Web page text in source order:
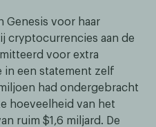
Genesis voor haar
cryptocurrencies aan de
voor extra
in een statement zelf
had ondergebracht
hoeveelheid van het
ruim $1,6 miljard. De